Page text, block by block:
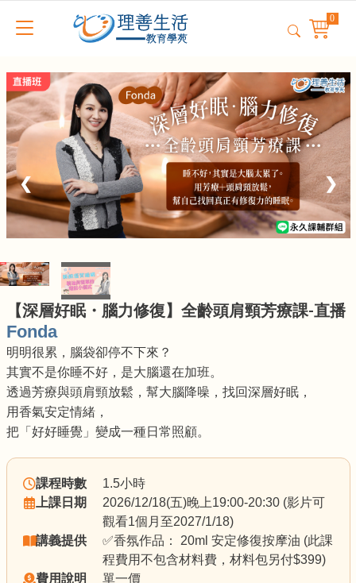
❮ ❯
【深層好眠・腦力修復】全齡頭肩頸芳療課-直播
Fonda
明明很累，腦袋卻停不下來？
其實不是你睡不好，是大腦還在加班。
透過芳療與頭肩頸放鬆，幫大腦降噪，找回深層好眠，
用香氣安定情緒，
把「好好睡覺」變成一種日常照顧。
課程時數
1.5小時
上課日期
2026/12/18(五)晚上19:00-20:30 (影片可
觀看1個月至2027/1/18)
講義提供
✅香氛作品： 20ml 安定修復按摩油 (此課
程費用不包含材料費，材料包另付$399)
費用說明
單一價